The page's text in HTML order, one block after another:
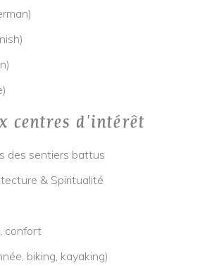
centres d'intérêt
des sentiers battus
& Spiritualité
confort
biking, kayaking)